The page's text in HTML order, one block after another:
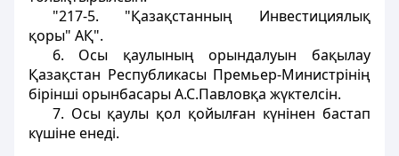
"217-5. "Қазақстанның Инвестициялық
қоры" AҚ".
6. Осы қаулының орындалуын бақылау
Қазақстан Республикасы Премьер-Министрінің
бiрiншi орынбасары А.С.Павловқа жүктелсiн.
7. Осы қаулы қол қойылған күнiнен бастап
күшiне енедi.